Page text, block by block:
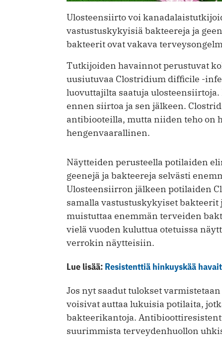
Ulosteensiirto voi
vastustuskykyisiä bakteereja ja
bakteerit ovat vakava
Tutkijoiden havainnot perustuvat
uusiutuvaa Clostridium difficile -
luovuttajilta saatuja
ennen siirtoa ja sen jälkeen.
antibiooteilla, mutta niiden teho on
hengenvaarallinen.
Näytteiden perusteella potilaiden
geenejä ja bakteereja selvästi
Ulosteensiirron jälkeen potilaiden
samalla vastustuskykyiset
muistuttaa enemmän terveiden
vielä vuoden kuluttua otetuissa
verrokin näytteisiin.
Lue lisää: Resistenttiä hinkuyskää
Jos nyt saadut tulokset
voisivat auttaa lukuisia potilaita,
bakteerikantoja.
suurimmista terveydenhuollon